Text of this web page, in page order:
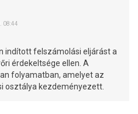
08:44
indított felszámolási eljárást a
érdekeltsége ellen. A
folyamatban, amelyet az
osztálya kezdeményezett.